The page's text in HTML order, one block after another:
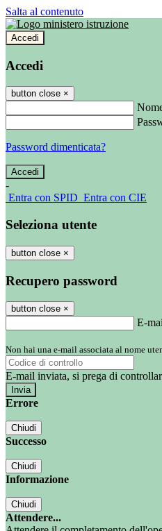
Salta al contenuto
Accedi
Accedi
button close ×
Password dimenticata?
-
Entra con SPID Entra con CIE
Seleziona utente
button close ×
Recupero password
button close ×
E-
Non hai una e-mail associata al nome
E-mail inviata, si prega di
Errore
Chiudi
Successo
Chiudi
Informazione
Chiudi
Attendere...